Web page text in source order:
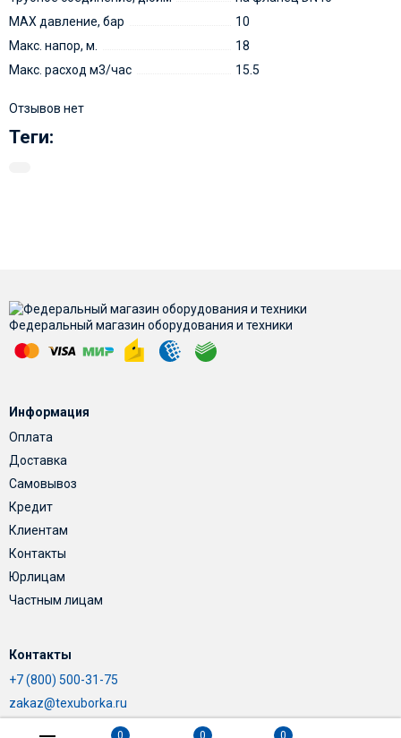
MAX давление, бар
10
Макс. напор, м.
18
Макс. расход м3/час
15.5
Отзывов нет
Теги:
Федеральный магазин оборудования и техники
Информация
Оплата
Доставка
Самовывоз
Кредит
Клиентам
Контакты
Юрлицам
Частным лицам
Контакты
+7 (800) 500-31-75
zakaz@texuborka.ru
0 0 0